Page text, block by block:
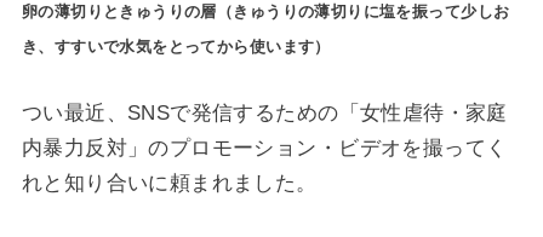
卵の薄切りときゅうりの層（きゅうりの薄切りに塩を振って少しお
き、すすいで水気をとってから使います）
つい最近、SNSで発信するための「女性虐待・家庭
内暴力反対」のプロモーション・ビデオを撮ってく
れと知り合いに頼まれました。